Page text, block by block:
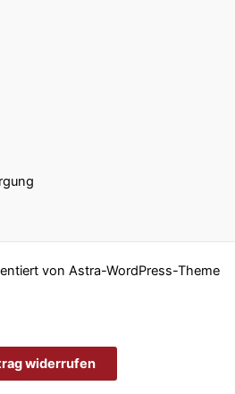
von Astra-WordPress-Theme
widerrufen